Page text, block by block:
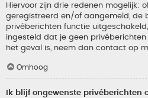
Hiervoor zijn drie redenen mogelijk:
geregistreerd en/of aangemeld, de
privéberichten functie
ingesteld dat je geen
het geval is, neem dan contact op
Omhoog
Ik blijf ongewenste privéberichten